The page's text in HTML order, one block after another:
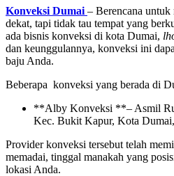
Konveksi Dumai – Berencana
dekat, tapi tidak tau tempat yang
ada bisnis konveksi di kota Dumai,
dan keunggulannya, konveksi ini
baju Anda.
Beberapa konveksi yang berada di
**Alby Konveksi **– Asmil
Kec. Bukit Kapur, Kota
Provider konveksi tersebut telah
memadai, tinggal manakah yang
lokasi Anda.